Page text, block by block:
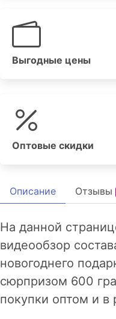
Выгодные цены
Оптовые скидки
Описание Отзывы
На данной
видеообзор
новогоднего
сюрпризом 600
покупки оптом и в